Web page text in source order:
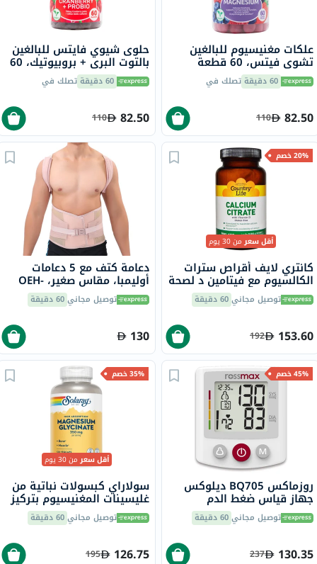
علكات مغنيسيوم للبالغين
تشوي فيتس، 60 قطعة
60 دقيقة تصلك في
82.50
110
حلوى شيوي فايتس للبالغين
بالتوت البري + بروبيوتيك، 60
قطعة 60 دقيقة تصلك في
82.50
110
20% خصم
أقل سعرمن 30 يوم
كانتري لايف أقراص سترات
الكالسيوم مع فيتامين د لصحة
العظام، حزمه من 120
توصيل مجاني60 دقيقة
153.60
192
دعامة كتف مع 5 دعامات
أوليمبا، مقاس صغير، OEH-
411 توصيل مجاني60 دقيقة
130
45% خصم
روزماكس BQ705 ديلوكس
جهاز قياس ضغط الدم
الأوتوماتيكي للمعصم
توصيل مجاني60 دقيقة
130.35
237
35% خصم
أقل سعرمن 30 يوم
سولاراي كبسولات نباتية من
غليسينات المغنيسيوم بتركيز
350 ملجم لصحة العظام
والعضلات حزمة من 120
توصيل مجاني60 دقيقة
126.75
195